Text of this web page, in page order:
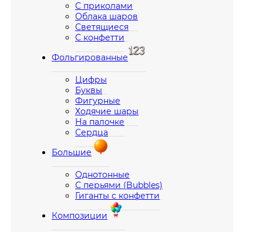
С приколами
Облака шаров
Светящиеся
С конфетти
Фольгированные
Цифры
Буквы
Фигурные
Ходячие шары
На палочке
Сердца
Большие
Однотонные
С перьями (Bubbles)
Гиганты с конфетти
Композиции